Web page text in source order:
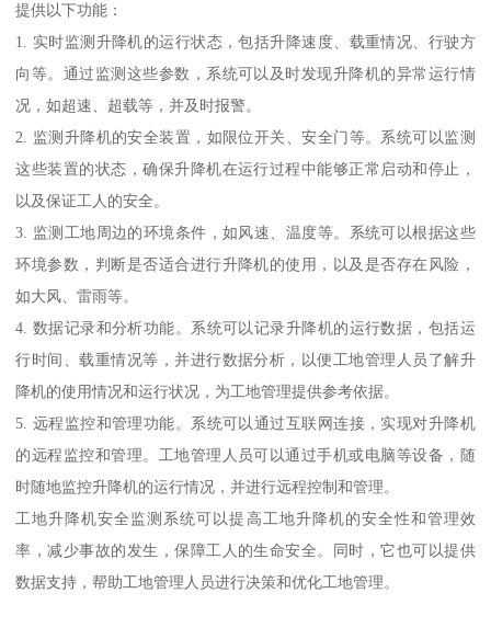
提供以下功能：
1. 实时监测升降机的运行状态，包括升降速度、载重情况、行驶方
向等。通过监测这些参数，系统可以及时发现升降机的异常运行情
况，如超速、超载等，并及时报警。
2. 监测升降机的安全装置，如限位开关、安全门等。系统可以监测
这些装置的状态，确保升降机在运行过程中能够正常启动和停止，
以及保证工人的安全。
3. 监测工地周边的环境条件，如风速、温度等。系统可以根据这些
环境参数，判断是否适合进行升降机的使用，以及是否存在风险，
如大风、雷雨等。
4. 数据记录和分析功能。系统可以记录升降机的运行数据，包括运
行时间、载重情况等，并进行数据分析，以便工地管理人员了解升
降机的使用情况和运行状况，为工地管理提供参考依据。
5. 远程监控和管理功能。系统可以通过互联网连接，实现对升降机
的远程监控和管理。工地管理人员可以通过手机或电脑等设备，随
时随地监控升降机的运行情况，并进行远程控制和管理。
工地升降机安全监测系统可以提高工地升降机的安全性和管理效
率，减少事故的发生，保障工人的生命安全。同时，它也可以提供
数据支持，帮助工地管理人员进行决策和优化工地管理。